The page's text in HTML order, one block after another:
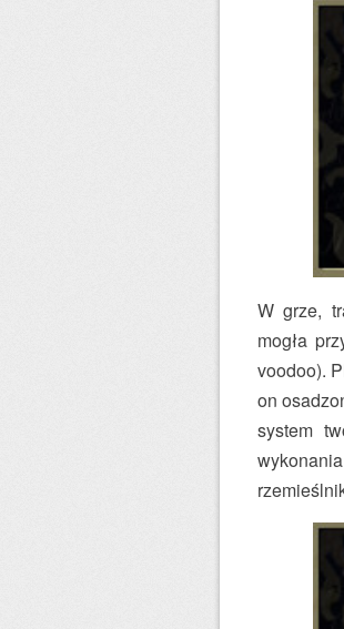
W grze,
mogła
voodoo).
on
system